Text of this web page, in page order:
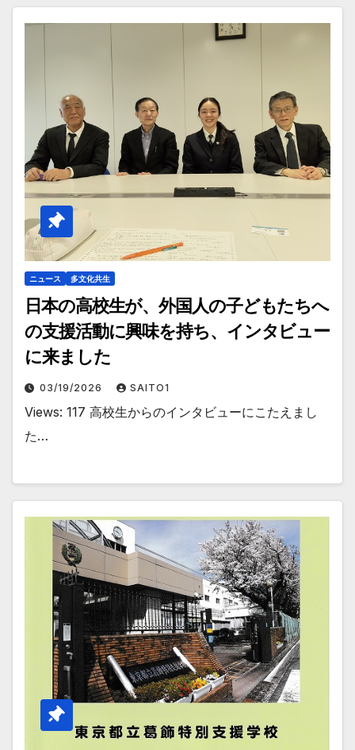
ニュース 多文化共生
日本の高校生が、外国人の子どもたちへ
の支援活動に興味を持ち、インタビュー
に来ました
03/19/2026 SAITO1
Views: 117 高校生からのインタビューにこたえまし
た…